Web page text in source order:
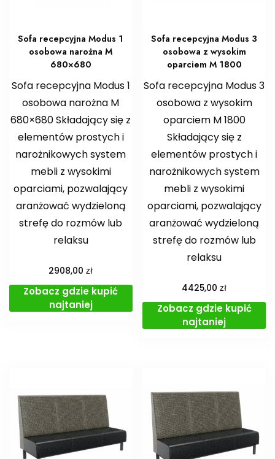
Sofa recepcyjna Modus 1
osobowa narożna M
680×680
Sofa recepcyjna Modus 1
osobowa narożna M
680×680 Składający się z
elementów prostych i
narożnikowych system
mebli z wysokimi
oparciami, pozwalający
aranżować wydzieloną
strefę do rozmów lub
relaksu
2908,00zł
Zobacz gdzie kupić
najtaniej
Sofa recepcyjna Modus 3
osobowa z wysokim
oparciem M 1800
Sofa recepcyjna Modus 3
osobowa z wysokim
oparciem M 1800
Składający się z
elementów prostych i
narożnikowych system
mebli z wysokimi
oparciami, pozwalający
aranżować wydzieloną
strefę do rozmów lub
relaksu
4425,00zł
Zobacz gdzie kupić
najtaniej